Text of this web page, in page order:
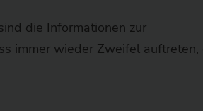
die Informationen zur
immer wieder Zweifel auftreten,